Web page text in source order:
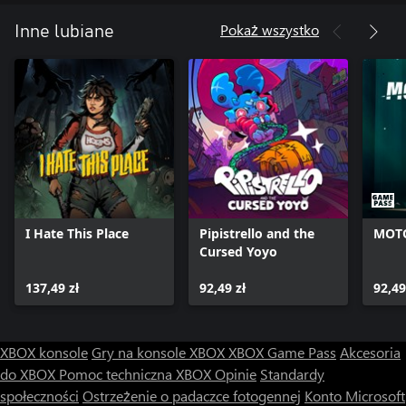
myszy, szczurów i ryjówek
akcentami
- Potężne jednorazowe ulepszenia pozwalające odwrócić losy
każdej bitwy
- Możliwe do odblokowania umiejętności ruchu i eksploracja
poziomów inspirowana gatunkiem metroidvania
- Oryginalna jazzowa ścieżka dźwiękowa w wykonaniu orkiestry
big band
Inne lubiane Pokaż wszystko
I Hate This Place
137,49 zł
Pipistrello and the
Cursed Yoyo
92,49 zł
XBOX konsoleGry na konsole XBOXXBOX Game Pass Akcesoria
do XBOX Pomoc techniczna XBOXOpinie Standardy
społeczności Ostrzeżenie o padaczce fotogennej Konto Microsoft